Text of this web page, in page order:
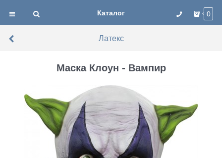
Каталог 0
Латекс
Маска Клоун - Вампир